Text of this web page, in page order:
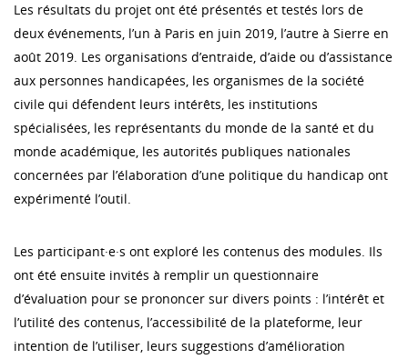
Les résultats du projet ont été présentés et testés lors de
deux événements, l’un à Paris en juin 2019, l’autre à Sierre en
août 2019. Les organisations d’entraide, d’aide ou d’assistance
aux personnes handicapées, les organismes de la société
civile qui défendent leurs intérêts, les institutions
spécialisées, les représentants du monde de la santé et du
monde académique, les autorités publiques nationales
concernées par l’élaboration d’une politique du handicap ont
expérimenté l’outil.
Les participant·e·s ont exploré les contenus des modules. Ils
ont été ensuite invités à remplir un questionnaire
d’évaluation pour se prononcer sur divers points : l’intérêt et
l’utilité des contenus, l’accessibilité de la plateforme, leur
intention de l’utiliser, leurs suggestions d’amélioration